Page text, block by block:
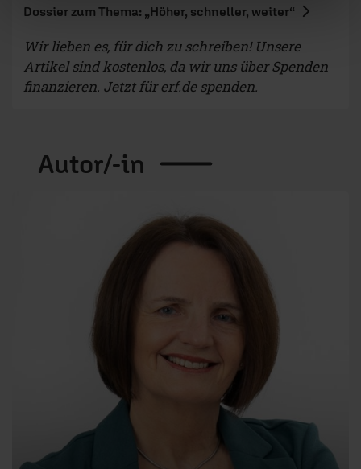
Dossier zum Thema: „Höher, schneller, weiter“
Wir lieben es, für dich zu schreiben! Unsere
Artikel sind kostenlos, da wir uns über Spenden
finanzieren. Jetzt für erf.de spenden.
Autor/-in